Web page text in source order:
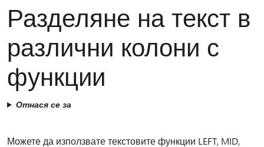
Разделяне на текст в
различни колони с
функции
Отнася се за
Можете да използвате текстовите функции LEFT, MID,